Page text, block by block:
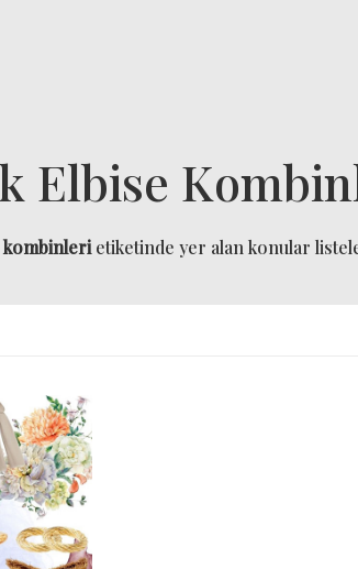
Elbise
kombinlerietiketinde yer alan konular